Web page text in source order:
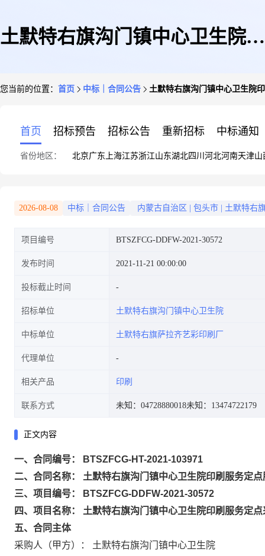
土默特右旗沟门镇中心卫生院印
您当前的位置： 首页 中标｜合同公告 土默特右旗沟门镇中心卫生院
首页 招标预告 招标公告 重新招标 中标通知
省份地区： 北京广东 上海江苏浙江山东湖北四川 河北河南天津山
2026-08-08 中标｜合同公告 内蒙古自治区 包头市 土默特右
项目编号 BTSZFCG-DDFW-2021-30572
发布时间 2021-11-21 00:00:00
投标截止时间
招标单位 土默特右旗沟门镇中心卫生院
中标单位 土默特右旗萨拉齐艺彩印刷厂
代理单位
相关产品 印刷
联系方式 未知：04728880018未知：13474722179
正文内容
一、合同编号： BTSZFCG-HT-2021-103971
二、合同名称： 土默特右旗沟门镇中心卫生院印刷服务定
三、项目编号： BTSZFCG-DDFW-2021-30572
四、项目名称： 土默特右旗沟门镇中心卫生院印刷服务定点
五、合同主体
采购人（甲方）： 土默特右旗沟门镇中心卫生院